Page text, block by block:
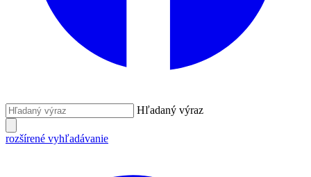
Hľadaný výraz
rozšírené vyhľadávanie